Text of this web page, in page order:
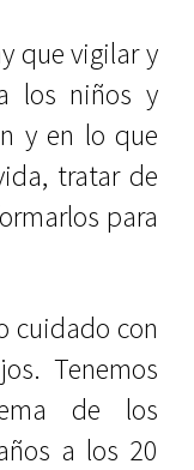
que vigilar y
los niños y
y en lo que
tratar de
para
cuidado con
Tenemos
de los
a los 20